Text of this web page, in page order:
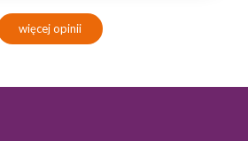
więcej opinii